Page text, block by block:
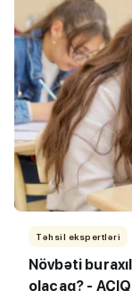
Təhsil ekspertləri
Növbəti
olacaq? -